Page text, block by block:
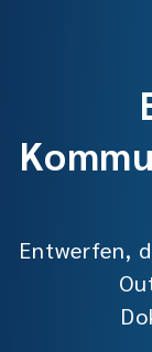
Entwerfen,